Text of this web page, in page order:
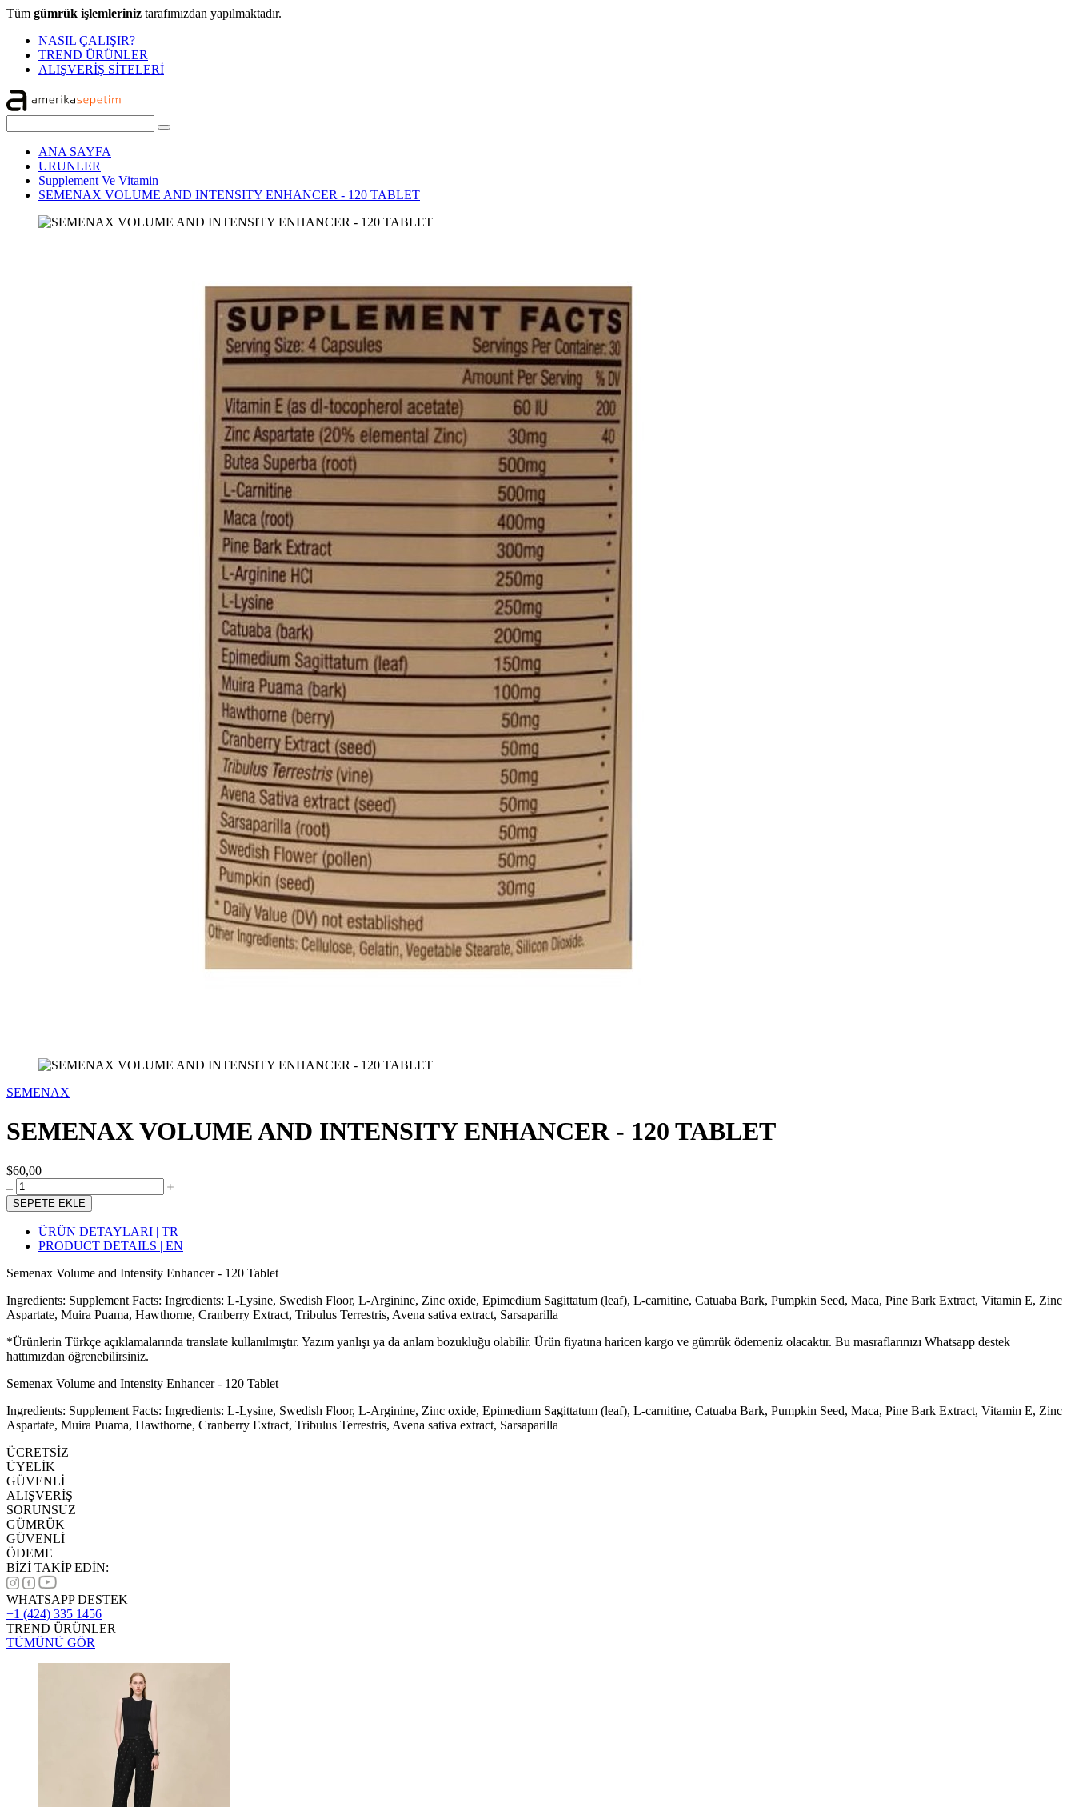
Tüm gümrük işlemleriniz tarafımızdan yapılmaktadır.
NASIL ÇALIŞIR?
TREND ÜRÜNLER
ALIŞVERİŞ SİTELERİ
ANA SAYFA
URUNLER
Supplement Ve Vitamin
SEMENAX VOLUME AND INTENSITY ENHANCER - 120 TABLET
SEMENAX
SEMENAX VOLUME AND INTENSITY ENHANCER - 120 TABLET
$60,00
SEPETE EKLE
ÜRÜN DETAYLARI | TR
PRODUCT DETAILS | EN
Semenax Volume and Intensity Enhancer - 120 Tablet
Ingredients: Supplement Facts: Ingredients: L-Lysine, Swedish Floor, L-Arginine, Zinc oxide, Epimedium Sagittatum (leaf), L-carnitine, Catuaba Bark, Pumpkin Seed, Maca, Pine Bark Extract, Vitamin E, Zinc
Aspartate, Muira Puama, Hawthorne, Cranberry Extract, Tribulus Terrestris, Avena sativa extract, Sarsaparilla
*Ürünlerin Türkçe açıklamalarında translate kullanılmıştır. Yazım yanlışı ya da anlam bozukluğu olabilir. Ürün fiyatına haricen kargo ve gümrük ödemeniz olacaktır. Bu masraflarınızı Whatsapp destek
hattımızdan öğrenebilirsiniz.
Semenax Volume and Intensity Enhancer - 120 Tablet
Ingredients: Supplement Facts: Ingredients: L-Lysine, Swedish Floor, L-Arginine, Zinc oxide, Epimedium Sagittatum (leaf), L-carnitine, Catuaba Bark, Pumpkin Seed, Maca, Pine Bark Extract, Vitamin E, Zinc
Aspartate, Muira Puama, Hawthorne, Cranberry Extract, Tribulus Terrestris, Avena sativa extract, Sarsaparilla
ÜCRETSİZ
ÜYELİK
GÜVENLİ
ALIŞVERİŞ
SORUNSUZ
GÜMRÜK
GÜVENLİ
ÖDEME
BİZİ TAKİP EDİN:
WHATSAPP DESTEK
+1 (424) 335 1456
TREND ÜRÜNLER
TÜMÜNÜ GÖR